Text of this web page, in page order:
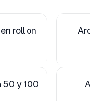
roll on
50 y 100